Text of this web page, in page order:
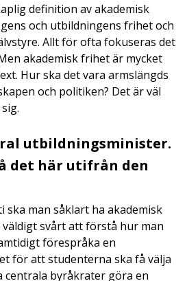
definition av akademisk
och utbildningens frihet och
Allt för ofta fokuseras det
akademisk frihet är mycket
Hur ska det vara armslängds
och politiken? Det är väl
utbildningsminister.
det här utifrån den
ska man såklart ha akademisk
svårt att förstå hur man
förespråka en
för att studenterna ska få välja
centrala byråkrater göra en